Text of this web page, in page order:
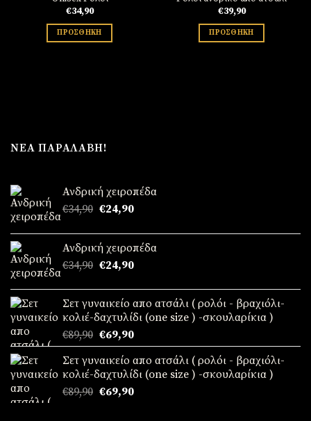
€34,90
ΠΡΟΣΘΉΚΗ
€39,90
ΠΡΟΣΘΉΚΗ
ΝΈΑ ΠΑΡΑΛΑΒΉ!
Ανδρική χειροπέδα
€34,90 Original
was:
€34,90.
€24,90Η
τιμή
είναι:
€24,90.
Ανδρική χειροπέδα
€34,90 Original
was:
€34,90.
€24,90Η
τιμή
είναι:
€24,90.
Σετ γυναικείο απο ατσάλι ( ρολόι - βραχιόλι-
κολιέ-δαχτυλίδι (one size ) -σκουλαρίκια )
€89,90 Original
price
was:
€89,90.
€69,90Η
τρέχουσα
τιμή
είναι:
€69,90.
Σετ γυναικείο απο ατσάλι ( ρολόι - βραχιόλι-
κολιέ-δαχτυλίδι (one size ) -σκουλαρίκια )
€89,90 Original
€69,90Η